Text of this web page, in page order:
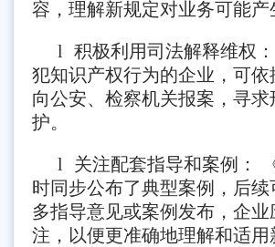
容，理解新规定对业务可能产
l 积极利用司法解释维权
犯知识产权行为的企业，可依
向公安、检察机关报案，寻求
护。
l 关注配套指导和案例：
时同步公布了典型案例，后续
多指导意见或案例发布，企业
注，以便更准确地理解和适用